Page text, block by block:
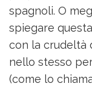
spagnoli. O
spiegare
con la crudeltà
nello stesso
(come lo